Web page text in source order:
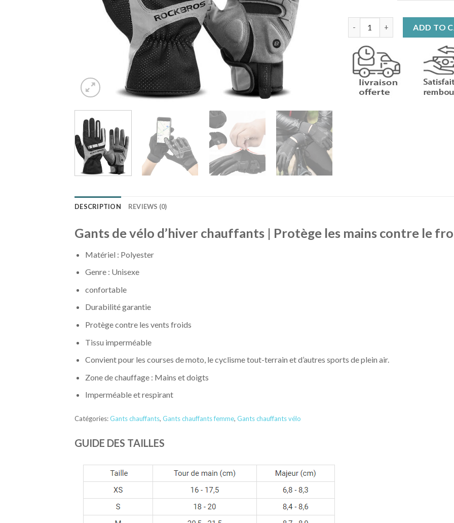
ADD TO
DESCRIPTION REVIEWS (0)
Gants de vélo d’hiver chauffants | Protège les mains contre le
Matériel : Polyester
Genre : Unisexe
confortable
Durabilité garantie
Protège contre les vents froids
Tissu imperméable
Convient pour les courses de moto, le cyclisme tout-terrain et d’autres sports de plein air.
Zone de chauffage : Mains et doigts
Imperméable et respirant
Catégories:Gants chauffants, Gants chauffants femme, Gants chauffants vélo
GUIDE DES TAILLES